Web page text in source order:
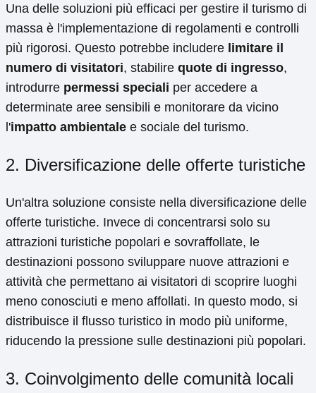
Una delle soluzioni più efficaci per gestire il turismo di
massa è l'implementazione di regolamenti e controlli
più rigorosi. Questo potrebbe includere limitare il
numero di visitatori, stabilire quote di ingresso,
introdurre permessi speciali per accedere a
determinate aree sensibili e monitorare da vicino
l'impatto ambientale e sociale del turismo.
2. Diversificazione delle offerte turistiche
Un'altra soluzione consiste nella diversificazione delle
offerte turistiche. Invece di concentrarsi solo su
attrazioni turistiche popolari e sovraffollate, le
destinazioni possono sviluppare nuove attrazioni e
attività che permettano ai visitatori di scoprire luoghi
meno conosciuti e meno affollati. In questo modo, si
distribuisce il flusso turistico in modo più uniforme,
riducendo la pressione sulle destinazioni più popolari.
3. Coinvolgimento delle comunità locali